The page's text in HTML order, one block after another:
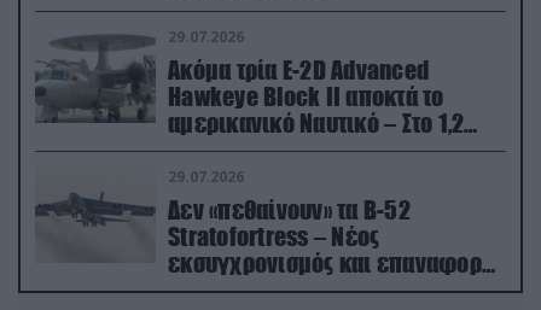
29.07.2026
Ακόμα τρία E-2D Advanced
Hawkeye Block II αποκτά το
αμερικανικό Ναυτικό – Στο 1,2
δισ.δολάρια το κόστος
29.07.2026
Δεν «πεθαίνουν» τα Β-52
Stratofortress – Νέος
εκσυγχρονισμός και επαναφορά
από τα «νεκροταφεία»